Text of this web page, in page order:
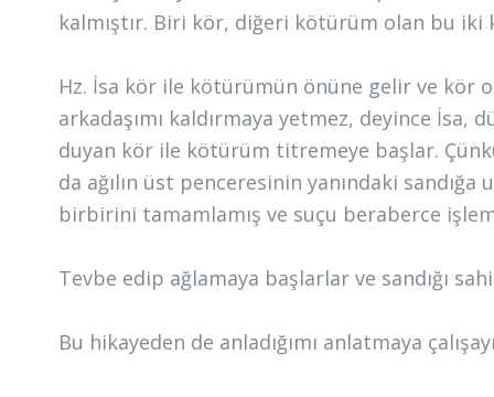
kalmıştır. Biri kör, diğeri kötürüm olan bu
Hz. İsa kör ile kötürümün önüne gelir ve kör
arkadaşımı kaldırmaya yetmez, deyince İsa,
duyan kör ile kötürüm titremeye başlar.
da ağılın üst penceresinin yanındaki
birbirini tamamlamış ve suçu beraberce
Tevbe edip ağlamaya başlarlar ve sandığı
Bu hikayeden de anladığımı anlatmaya